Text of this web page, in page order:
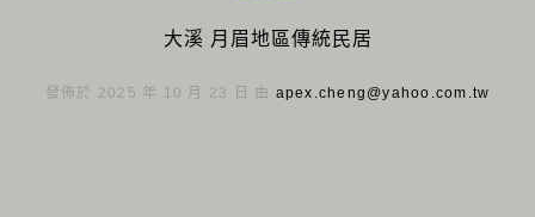
大溪 月眉地區傳統民居
發佈於 2025 年 10 月 23 日 由 apex.cheng@yahoo.com.tw